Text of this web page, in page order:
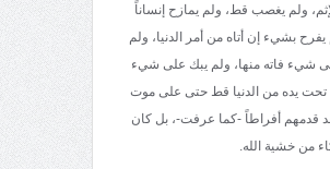
ولم يغصب قط، ولم يمازح إنساناً
بشيء إن أتاه من أمر الدنيا، ولم
شيء فاته منها، ولم يبك على شيء
يده من الدنيا قط حتى على موت
قدمهم أفراطاً -كما عرفت-، بل كان
من خشية الله.